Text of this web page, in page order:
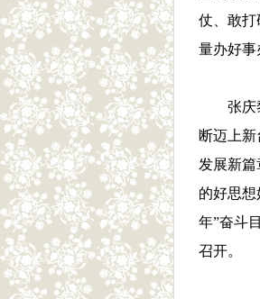
仗、敢打
量办好事
张庆
断迈上
发展新
的好思
年”奋斗
召开。